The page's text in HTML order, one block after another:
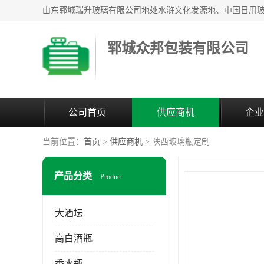
郓城众邦包装有限公司
公司首页 供应商机 企
当前位置： 首页 > 供应商机 > 陕西玻璃瓶定制
产品分类 Product
大酒坛
高白酒瓶